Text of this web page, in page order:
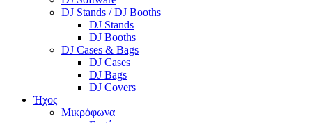
DJ Stands / DJ Booths
DJ Stands
DJ Booths
DJ Cases & Bags
DJ Cases
DJ Bags
DJ Covers
Ήχος
Μικρόφωνα